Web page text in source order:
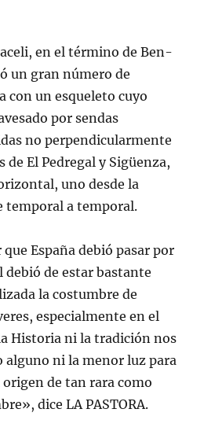
en el término de Ben-
un gran número de
con un esqueleto cuyo
por sendas
no perpendicularmente
de El Pedregal y Sigüenza,
uno desde la
temporal a temporal.
España debió pasar por
debió de estar bastante
la costumbre de
especialmente en el
Historia ni la tradición nos
alguno ni la menor luz para
de tan rara como
dice LA PASTORA.